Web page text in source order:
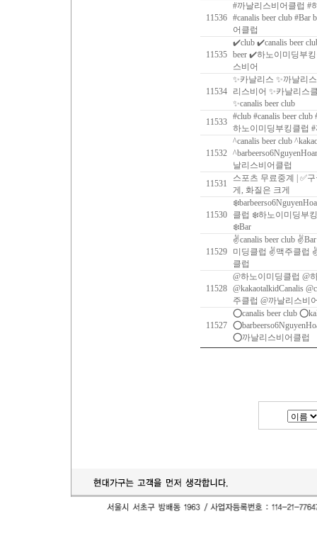
11536
#까날리스비어클럽 #
#‍canalis beer club
어클럽
11535
✔️club ✔️canalis beer
beer ✔️하노이미딩부
스비어
11534
✨카날리스 ✨까날리
리스비어 ✨카날리스클
✨canalis beer club
11533
#club #canalis beer club
하노이미딩부킹클럽
11532
^canalis beer club
날리스비어클럽
11531
스포츠 무료중계 | ✅
게, 화질은 크게
11530
클럽 ❄️하노이미딩부
❄️Bar
11529
✌canalis beer club
미딩클럽 ✌맥주클럽
클럽
11528
@하노이미딩클럽 @
@kakaotalkidCanalis
주클럽 @까날리스비
11527
⭕️canalis beer club
⭕️까날리스비어클럽